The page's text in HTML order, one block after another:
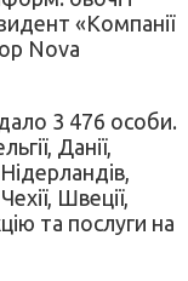
«Компанії
Nova
3 476 особи.
Данії,
Нідерландів,
Швеції,
та послуги на